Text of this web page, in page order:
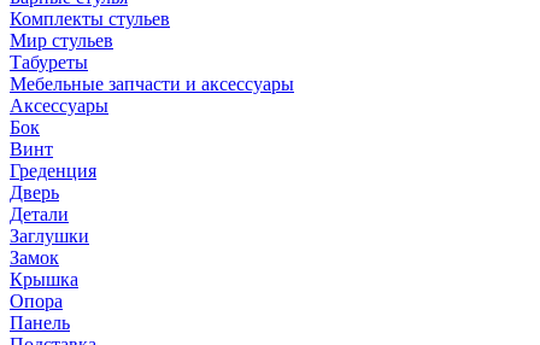
Комплекты стульев
Мир стульев
Табуреты
Мебельные запчасти и аксессуары
Аксессуары
Бок
Винт
Греденция
Дверь
Детали
Заглушки
Замок
Крышка
Опора
Панель